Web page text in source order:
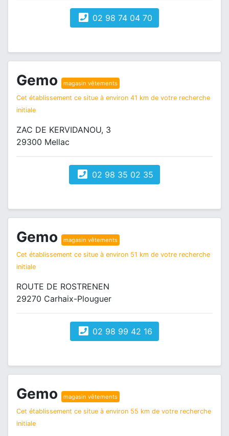
02 98 74 04 70
Gemo magasin vêtements
Cet établissement ce situe à environ 41 km de votre recherche
initiale
ZAC DE KERVIDANOU, 3
29300 Mellac
02 98 35 02 35
Gemo magasin vêtements
Cet établissement ce situe à environ 51 km de votre recherche
initiale
ROUTE DE ROSTRENEN
29270 Carhaix-Plouguer
02 98 99 42 16
Gemo magasin vêtements
Cet établissement ce situe à environ 55 km de votre recherche
initiale